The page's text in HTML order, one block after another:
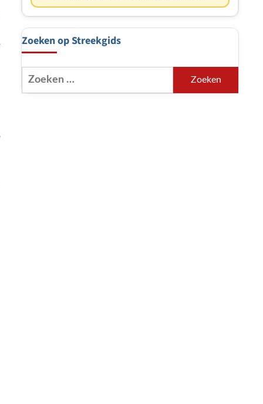
Zoeken op Streekgids
Zoeken
naar: